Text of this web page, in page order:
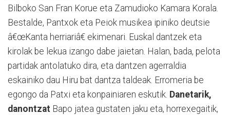
Bilboko San Fran Korue eta Zamudioko Kamara Korala.
Bestalde, Pantxok eta Peiok musikea ipiniko deutsie
â€œKanta herriariâ€ ekimenari. Euskal dantzek eta
kirolak be lekua izango dabe jaietan. Halan, bada, pelota
partidak antolatuko dira, eta dantzen agerraldia
eskainiko dau Hiru bat dantza taldeak. Erromeria be
egongo da Patxi eta konpainiaren eskutik. Danetarik,
danontzat Bapo jatea gustaten jaku eta, horrexegaitik,